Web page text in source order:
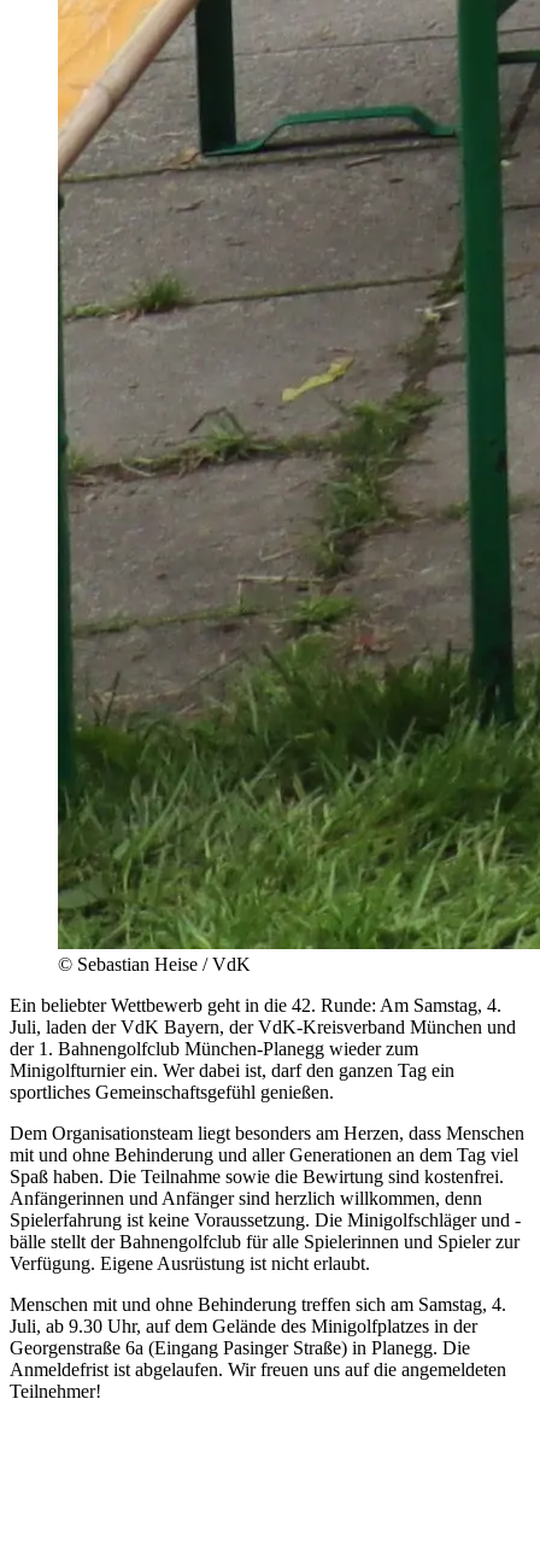
© Sebastian Heise / VdK
Ein beliebter Wettbewerb geht in die 42. Runde: Am Samstag, 4.
Juli, laden der VdK Bayern, der VdK-Kreisverband München und
der 1. Bahnengolfclub München-­Planegg wieder zum
Minigolfturnier ein. Wer dabei ist, darf den ganzen Tag ein
sportliches Gemeinschaftsgefühl genießen.
Dem Organisationsteam liegt besonders am Herzen, dass Menschen
mit und ohne Behinderung und aller Generationen an dem Tag viel
Spaß haben. Die Teilnahme sowie die Bewirtung sind kostenfrei.
Anfängerinnen und Anfänger sind herzlich willkommen, denn
Spiel­erfahrung ist keine Voraussetzung. Die Minigolfschläger und -
bälle stellt der Bahnengolfclub für alle Spielerinnen und Spieler zur
Verfügung. Eigene Ausrüstung ist nicht erlaubt.
Menschen mit und ohne Behinderung treffen sich am Samstag, 4.
Juli, ab 9.30 Uhr, auf dem Gelände des Minigolfplatzes in der
Georgenstraße 6a (Eingang Pasinger Straße) in Planegg. Die
Anmeldefrist ist abgelaufen. Wir freuen uns auf die angemeldeten
Teilnehmer!